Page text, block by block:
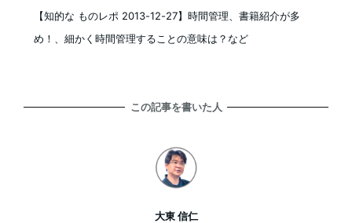
【知的な ものレポ 2013-12-27】時間管理、書籍紹介が多
め！、細かく時間管理することの意味は？など
この記事を書いた人
大東 信仁